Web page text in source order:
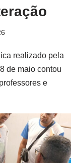
realizado pela
de maio contou
e